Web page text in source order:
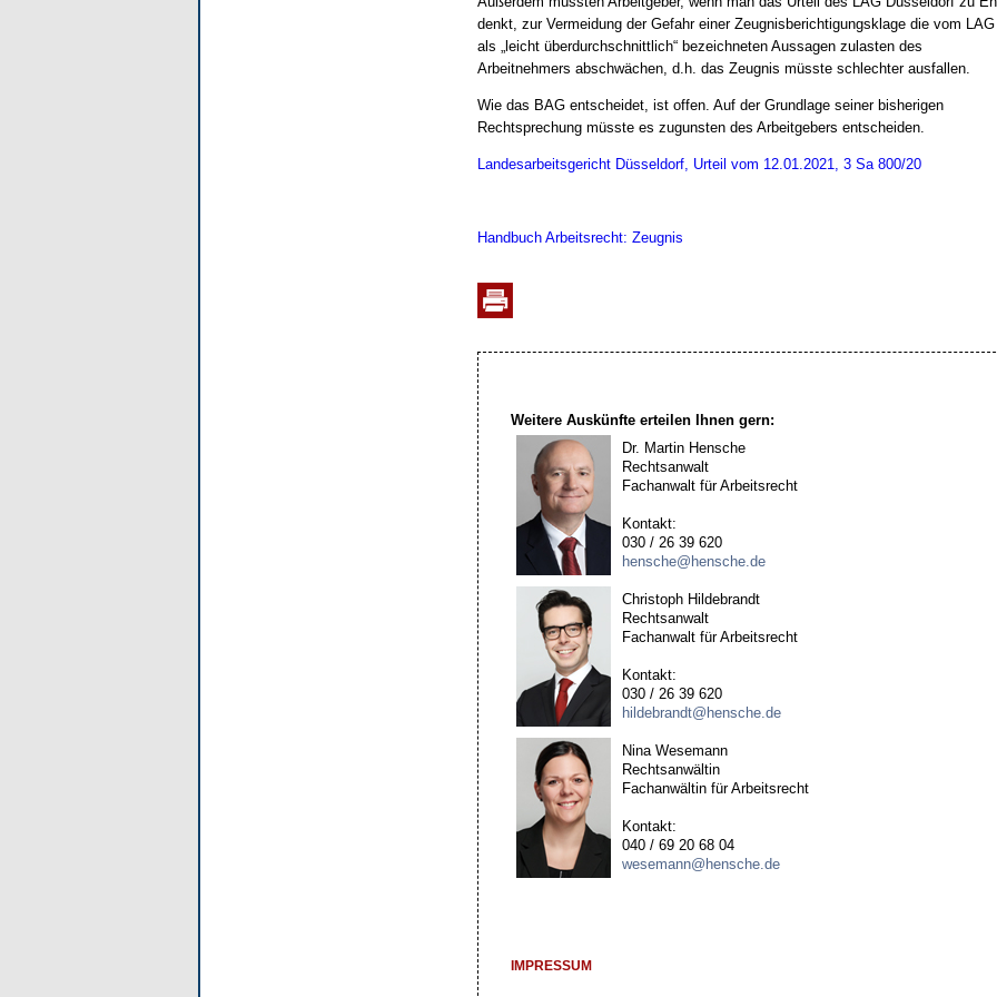
denkt, zur Vermeidung der Gefahr einer Zeugnisberichtigungsklage die vom LAG
als „leicht überdurchschnittlich“ bezeichneten Aussagen zulasten des
Arbeitnehmers abschwächen, d.h. das Zeugnis müsste schlechter ausfallen.
Wie das BAG entscheidet, ist offen. Auf der Grundlage seiner bisherigen
Rechtsprechung müsste es zugunsten des Arbeitgebers entscheiden.
Landesarbeitsgericht Düsseldorf, Urteil vom 12.01.2021, 3 Sa 800/20
Handbuch Arbeitsrecht: Zeugnis
Weitere Auskünfte erteilen Ihnen gern:
Dr. Martin Hensche
Rechtsanwalt
Fachanwalt für Arbeitsrecht
Kontakt:
030 / 26 39 620
hensche@hensche.de
Christoph Hildebrandt
Rechtsanwalt
Fachanwalt für Arbeitsrecht
Kontakt:
030 / 26 39 620
hildebrandt@hensche.de
Nina Wesemann
Rechtsanwältin
Fachanwältin für Arbeitsrecht
Kontakt:
040 / 69 20 68 04
wesemann@hensche.de
IMPRESSUM